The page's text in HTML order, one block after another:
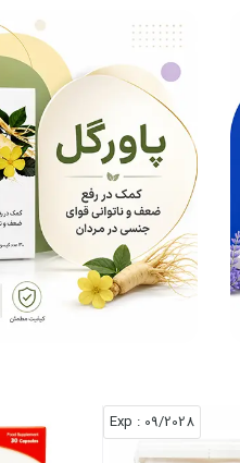
09/2028
: Exp